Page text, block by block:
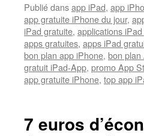
Publié dansapp iPad, app
app gratuite iPhone du jour,
iPad gratuite, applications
apps gratuites, apps iPad
bon plan app iPhone, bon
gratuit iPad-App, promo App
app gratuite iPhone, top app
7 euros